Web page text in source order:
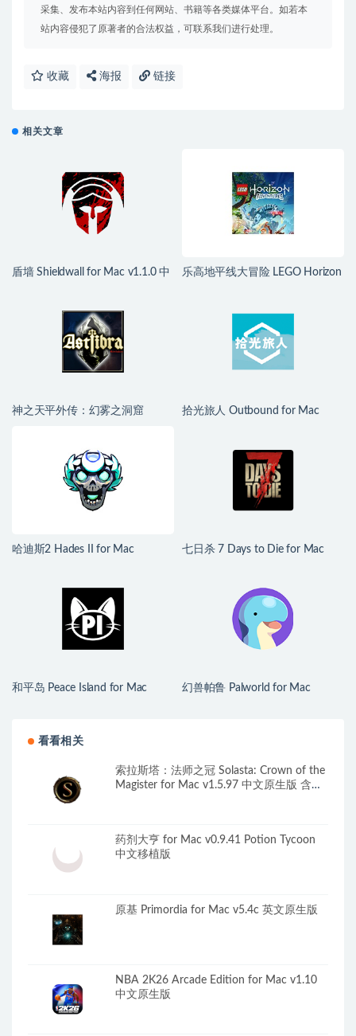
采集、发布本站内容到任何网站、书籍等各类媒体平台。如若本
站内容侵犯了原著者的合法权益，可联系我们进行处理。
收藏 海报 链接
相关文章
盾墙 Shieldwall for Mac v1.1.0 中
乐高地平线大冒险 LEGO Horizon
神之天平外传：幻雾之洞窟
拾光旅人 Outbound for Mac
哈迪斯2 Hades II for Mac
七日杀 7 Days to Die for Mac
和平岛 Peace Island for Mac
幻兽帕鲁 Palworld for Mac
看看相关
索拉斯塔：法师之冠 Solasta: Crown of the
Magister for Mac v1.5.97 中文原生版 含全
药剂大亨 for Mac v0.9.41 Potion Tycoon
中文移植版
原基 Primordia for Mac v5.4c 英文原生版
NBA 2K26 Arcade Edition for Mac v1.10
中文原生版